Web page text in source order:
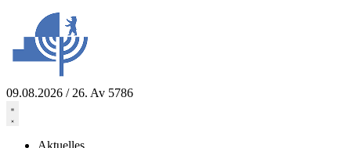
springen
09.08.2026 / 26. Av 5786
Aktuelles